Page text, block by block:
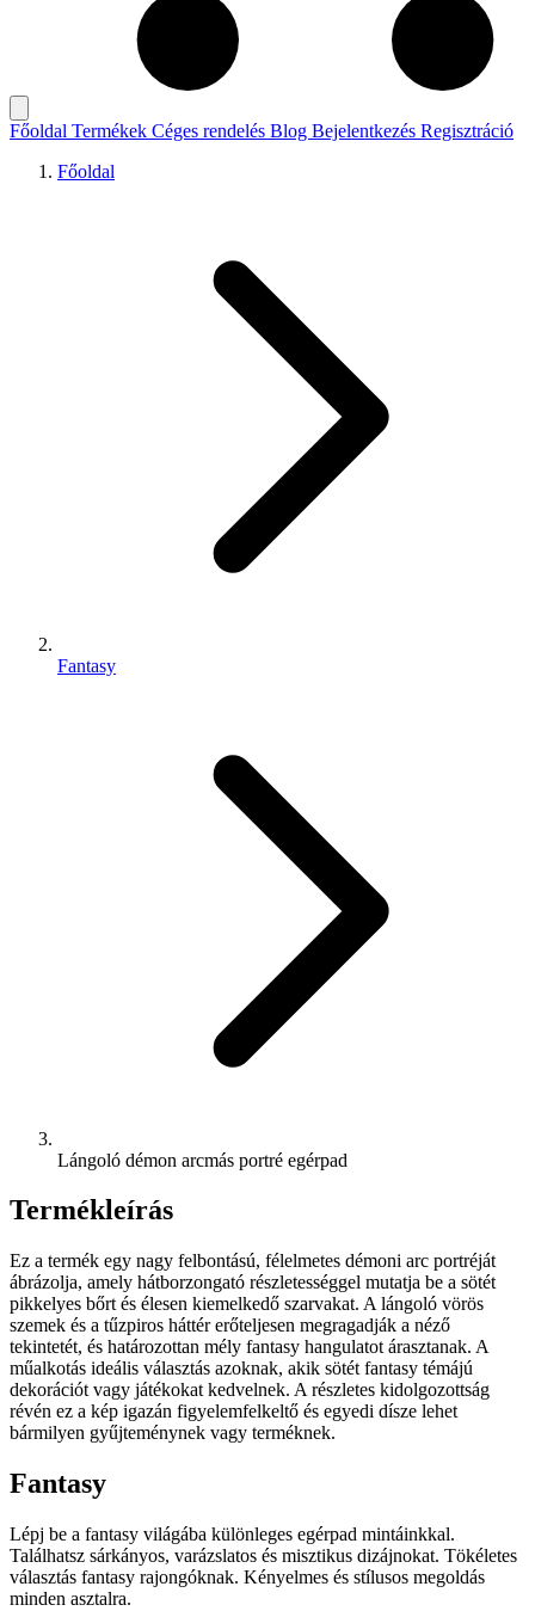
Főoldal Termékek Céges rendelés Blog Bejelentkezés Regisztráció
Főoldal
Fantasy
Lángoló démon arcmás portré egérpad
Termékleírás
Ez a termék egy nagy felbontású, félelmetes démoni arc portréját
ábrázolja, amely hátborzongató részletességgel mutatja be a sötét
pikkelyes bőrt és élesen kiemelkedő szarvakat. A lángoló vörös
szemek és a tűzpiros háttér erőteljesen megragadják a néző
tekintetét, és határozottan mély fantasy hangulatot árasztanak. A
műalkotás ideális választás azoknak, akik sötét fantasy témájú
dekorációt vagy játékokat kedvelnek. A részletes kidolgozottság
révén ez a kép igazán figyelemfelkeltő és egyedi dísze lehet
bármilyen gyűjteménynek vagy terméknek.
Fantasy
Lépj be a fantasy világába különleges egérpad mintáinkkal.
Találhatsz sárkányos, varázslatos és misztikus dizájnokat. Tökéletes
választás fantasy rajongóknak. Kényelmes és stílusos megoldás
minden asztalra.